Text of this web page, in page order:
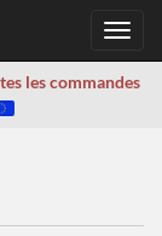
les commandes